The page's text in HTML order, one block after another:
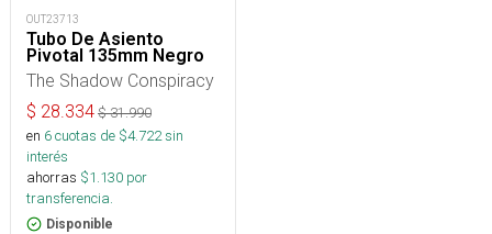
OUT23713
Tubo De Asiento
Pivotal 135mm Negro
The Shadow Conspiracy
$ 28.334 $31.990
en 6cuotas de $4.722sin
interés
ahorras $1.130 por
transferencia.
Disponible